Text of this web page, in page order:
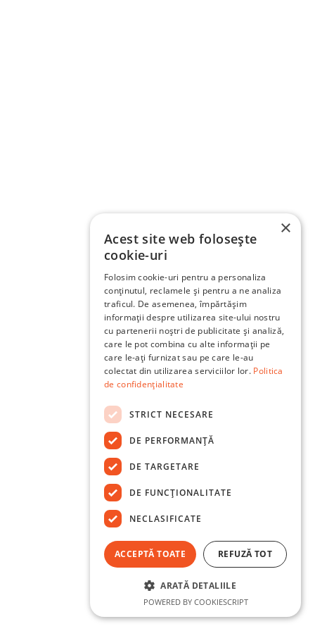
×
Acest site web folosește
cookie-uri
Folosim cookie-uri pentru a personaliza
conținutul, reclamele și pentru a ne analiza
traficul. De asemenea, împărtășim
informații despre utilizarea site-ului nostru
cu partenerii noștri de publicitate și analiză,
care le pot combina cu alte informații pe
care le-ați furnizat sau pe care le-au
colectat din utilizarea serviciilor lor. Politica
de confidențialitate
STRICT NECESARE
DE PERFORMANȚĂ
DE TARGETARE
DE FUNCŢIONALITATE
NECLASIFICATE
ACCEPTĂ TOATE REFUZĂ TOT
ARATĂ DETALIILE
POWERED BY COOKIESCRIPT